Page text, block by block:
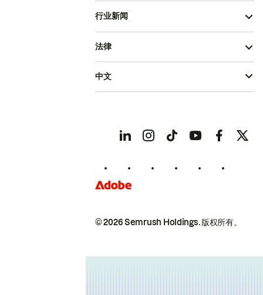
行业新闻
© 2026 Semrush Holdings.版权所有。
法律
中文